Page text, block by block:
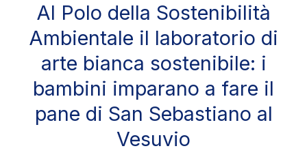
Al Polo della Sostenibilità
Ambientale il laboratorio di
arte bianca sostenibile: i
bambini imparano a fare il
pane di San Sebastiano al
Vesuvio